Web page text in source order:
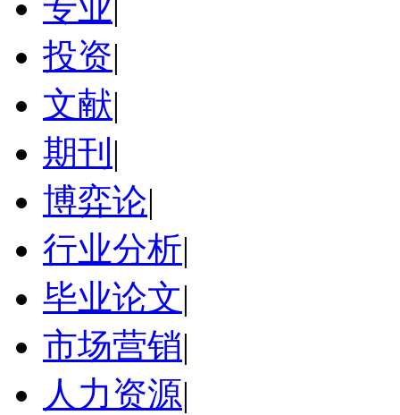
专业|
投资|
文献|
期刊 |
博弈论|
行业分析|
毕业论文|
市场营销|
人力资源|